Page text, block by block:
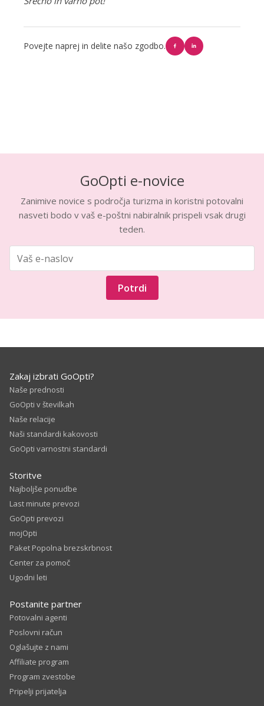
Povejte naprej in delite našo zgodbo.
GoOpti e-novice
Zanimive novice s področja turizma in koristni potovalni
nasveti bodo v vaš e-poštni nabiralnik prispeli vsak drugi
teden.
Potrdi
Zakaj izbrati GoOpti?
Naše prednosti
GoOpti v številkah
Naše relacije
Naši standardi kakovosti
GoOpti varnostni standardi
Storitve
Najboljše ponudbe
Last minute prevozi
GoOpti prevozi
mojOpti
Paket Popolna brezskrbnost
Center za pomoč
Ugodni leti
Postanite partner
Potovalni agenti
Poslovni račun
Oglašujte z nami
Affiliate program
Program zvestobe
Pripelji prijatelja